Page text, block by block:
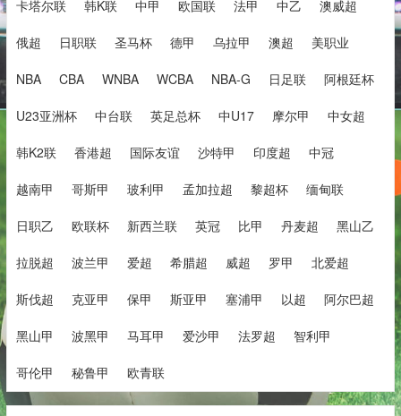
卡塔尔联 韩K联 中甲 欧国联 法甲 中乙 澳威超
俄超 日职联 圣马杯 德甲 乌拉甲 澳超 美职业
NBA CBA WNBA WCBA NBA-G 日足联 阿根廷杯
U23亚洲杯 中台联 英足总杯 中U17 摩尔甲 中女超
韩K2联 香港超 国际友谊 沙特甲 印度超 中冠
越南甲 哥斯甲 玻利甲 孟加拉超 黎超杯 缅甸联
日职乙 欧联杯 新西兰联 英冠 比甲 丹麦超 黑山乙
拉脱超 波兰甲 爱超 希腊超 威超 罗甲 北爱超
斯伐超 克亚甲 保甲 斯亚甲 塞浦甲 以超 阿尔巴超
黑山甲 波黑甲 马耳甲 爱沙甲 法罗超 智利甲
哥伦甲 秘鲁甲 欧青联